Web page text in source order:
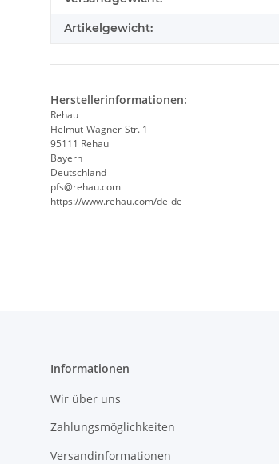
Artikelgewicht:
Herstellerinformationen:
Rehau
Helmut-Wagner-Str. 1
95111 Rehau
Bayern
Deutschland
pfs@rehau.com
https://www.rehau.com/de-de
Informationen
Wir über uns
Zahlungsmöglichkeiten
Versandinformationen